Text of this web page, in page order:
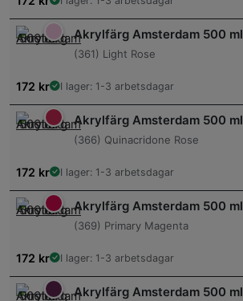
Akrylfärg Amsterdam 500 ml
(361) Light Rose
172 kr I lager: 1-3 arbetsdagar
Akrylfärg Amsterdam 500 ml
(366) Quinacridone Rose
172 kr I lager: 1-3 arbetsdagar
Akrylfärg Amsterdam 500 ml
(369) Primary Magenta
172 kr I lager: 1-3 arbetsdagar
Akrylfärg Amsterdam 500 ml